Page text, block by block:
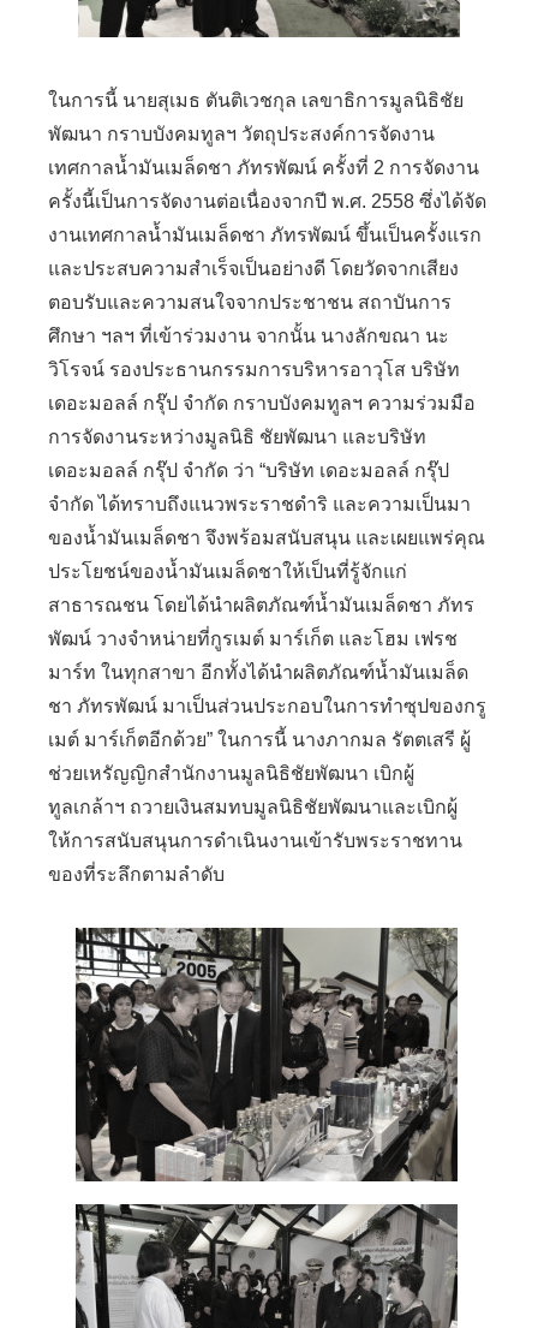
ในการนี้ นายสุเมธ ตันติเวชกุล เลขาธิการมูลนิธิชัย
พัฒนา กราบบังคมทูลฯ วัตถุประสงค์การจัดงาน
เทศกาลน้ำมันเมล็ดชา ภัทรพัฒน์ ครั้งที่ 2 การจัดงาน
ครั้งนี้เป็นการจัดงานต่อเนื่องจากปี พ.ศ. 2558 ซึ่งได้จัด
งานเทศกาลน้ำมันเมล็ดชา ภัทรพัฒน์ ขึ้นเป็นครั้งแรก
และประสบความสำเร็จเป็นอย่างดี โดยวัดจากเสียง
ตอบรับและความสนใจจากประชาชน สถาบันการ
ศึกษา ฯลฯ ที่เข้าร่วมงาน จากนั้น นางลักขณา นะ
วิโรจน์ รองประธานกรรมการบริหารอาวุโส บริษัท
เดอะมอลล์ กรุ๊ป จำกัด กราบบังคมทูลฯ ความร่วมมือ
การจัดงานระหว่างมูลนิธิ ชัยพัฒนา และบริษัท
เดอะมอลล์ กรุ๊ป จำกัด ว่า “บริษัท เดอะมอลล์ กรุ๊ป
จำกัด ได้ทราบถึงแนวพระราชดำริ และความเป็นมา
ของน้ำมันเมล็ดชา จึงพร้อมสนับสนุน และเผยแพร่คุณ
ประโยชน์ของน้ำมันเมล็ดชาให้เป็นที่รู้จักแก่
สาธารณชน โดยได้นำผลิตภัณฑ์น้ำมันเมล็ดชา ภัทร
พัฒน์ วางจำหน่ายที่กูรเมต์ มาร์เก็ต และโฮม เฟรช
มาร์ท ในทุกสาขา อีกทั้งได้นำผลิตภัณฑ์น้ำมันเมล็ด
ชา ภัทรพัฒน์ มาเป็นส่วนประกอบในการทำซุปของกรู
เมต์ มาร์เก็ตอีกด้วย” ในการนี้ นางภากมล รัตตเสรี ผู้
ช่วยเหรัญญิกสำนักงานมูลนิธิชัยพัฒนา เบิกผู้
ทูลเกล้าฯ ถวายเงินสมทบมูลนิธิชัยพัฒนาและเบิกผู้
ให้การสนับสนุนการดำเนินงานเข้ารับพระราชทาน
ของที่ระลึกตามลำดับ